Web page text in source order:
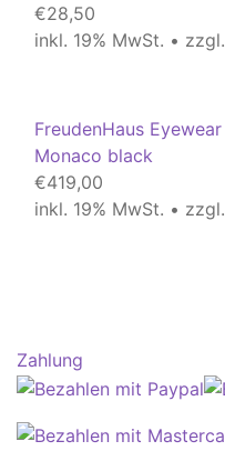
€28,50
inkl. 19% MwSt. • zzgl.
FreudenHaus Eyewear
Monaco black
€419,00
inkl. 19% MwSt. • zzgl.
Zahlung